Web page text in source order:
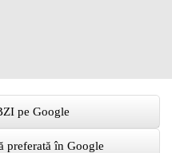
pe Google
preferată în Google